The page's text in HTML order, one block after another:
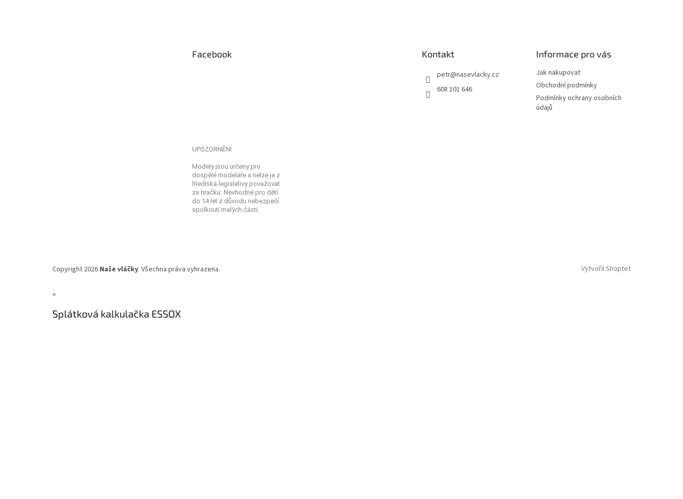
Facebook Kontakt
petr@nasevlacky.cz
608 101 646
Informace pro vás
Jak nakupovat
Obchodní podmínky
Podmínky ochrany osobních
údajů
UPOZORNĚNÍ
Modely jsou určeny pro
dospělé modeláře a nelze je z
hlediska legislativy považovat
za hračku. Nevhodné pro děti
do 14 let z důvodu nebezpečí
spolknutí malých částí.
Vytvořil Shoptet
Copyright 2026 Naše vláčky. Všechna práva vyhrazena.
×
Splátková kalkulačka ESSOX